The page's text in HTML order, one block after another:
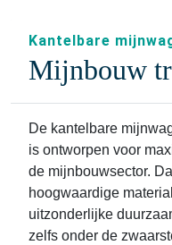
Kantelbare
Mijnbouw
De kantelbare
is ontworpen voor
de mijnbouwsector.
hoogwaardige
uitzonderlijke
zelfs onder de